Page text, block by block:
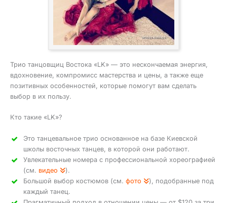
Трио танцовщиц Востока «LK» — это нескончаемая энергия,
вдохновение, компромисс мастерства и цены, а также еще
позитивных особенностей, которые помогут вам сделать
выбор в их пользу.
Кто такие «LK»?
Это танцевальное трио основанное на базе Киевской
школы восточных танцев, в которой они работают.
Увлекательные номера с профессиональной хореографией
(см. видео
).
Большой выбор костюмов (см. фото
), подобранные под
каждый танец.